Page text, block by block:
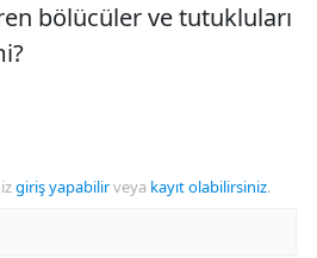
bölücüler ve tutukluları
giriş yapabilirveya kayıt olabilirsiniz.